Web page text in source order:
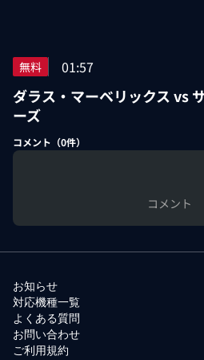
無料 01:57
ダラス・マーベリックス vs
ーズ
コメント（0件）
コメント
お知らせ
対応機種一覧
よくある質問
お問い合わせ
ご利用規約